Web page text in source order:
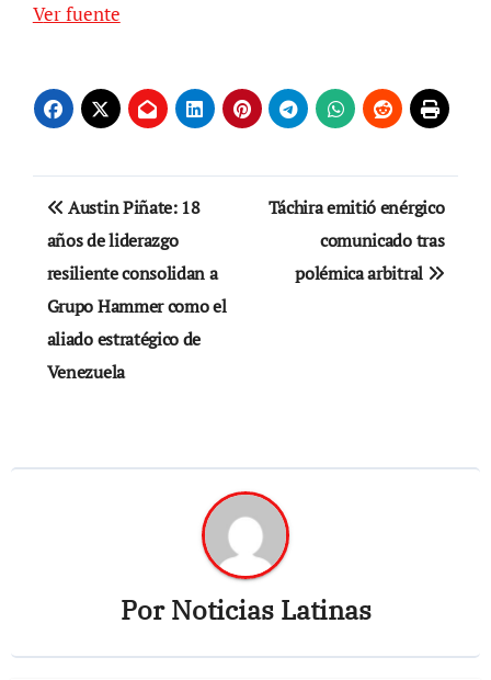
Ver fuente
Navegación
de
entradas
Austin Piñate: 18
años de liderazgo
resiliente consolidan a
Grupo Hammer como el
aliado estratégico de
Venezuela
Táchira emitió enérgico
comunicado tras
polémica arbitral
PorNoticias Latinas